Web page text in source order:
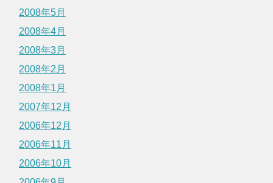
2008年5月
2008年4月
2008年3月
2008年2月
2008年1月
2007年12月
2006年12月
2006年11月
2006年10月